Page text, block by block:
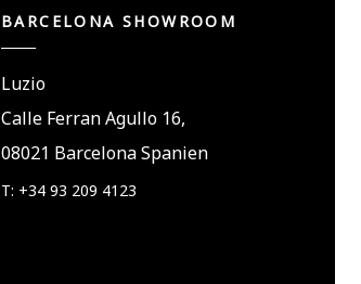
BARCELONA SHOWROOM
Luzio
Calle Ferran Agullo 16,
08021 Barcelona Spanien
T: +34 93 209 4123